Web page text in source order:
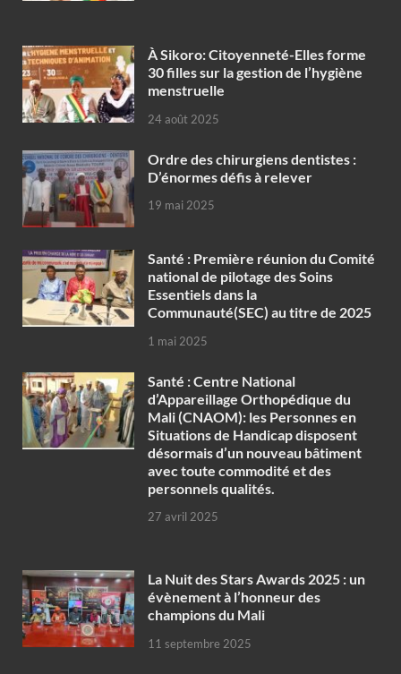
À Sikoro: Citoyenneté-Elles forme
30 filles sur la gestion de l’hygiène
menstruelle
24 août 2025
Ordre des chirurgiens dentistes :
D’énormes défis à relever
19 mai 2025
Santé : Première réunion du Comité
national de pilotage des Soins
Essentiels dans la
Communauté(SEC) au titre de 2025
1 mai 2025
Santé : Centre National
d’Appareillage Orthopédique du
Mali (CNAOM): les Personnes en
Situations de Handicap disposent
désormais d’un nouveau bâtiment
avec toute commodité et des
personnels qualités.
27 avril 2025
‎La Nuit des Stars Awards 2025 : un
évènement à l’honneur des
champions du Mali
11 septembre 2025